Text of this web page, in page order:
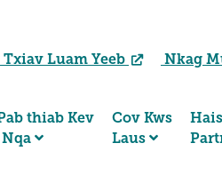
Txiav Luam Yeeb Nkag
thiab Kev
Cov Kws
Laus